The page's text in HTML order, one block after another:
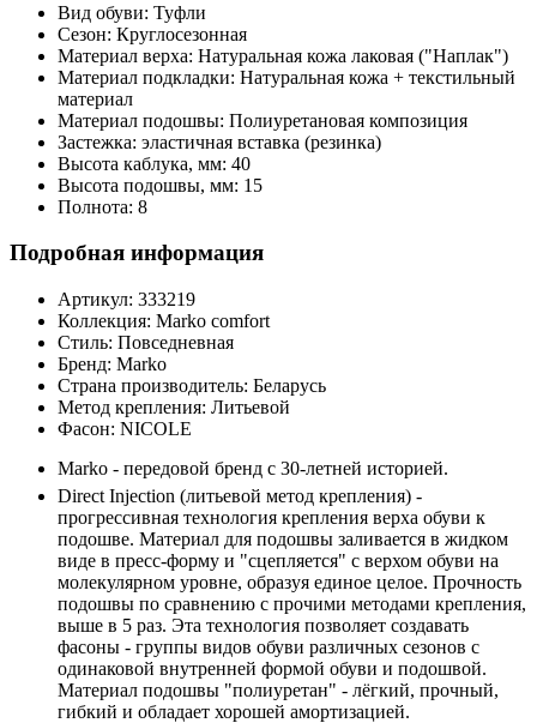
Вид обуви: Туфли
Сезон: Круглосезонная
Материал верха: Натуральная кожа лаковая ("Наплак")
Материал подкладки: Натуральная кожа + текстильный
материал
Материал подошвы: Полиуретановая композиция
Застежка: эластичная вставка (резинка)
Высота каблука, мм: 40
Высота подошвы, мм: 15
Полнота: 8
Подробная информация
Артикул: 333219
Коллекция: Marko comfort
Стиль: Повседневная
Бренд: Marko
Страна производитель: Беларусь
Метод крепления: Литьевой
Фасон: NICOLE
Marko - передовой бренд с 30-летней историей.
Direct Injection (литьевой метод крепления) -
прогрессивная технология крепления верха обуви к
подошве. Материал для подошвы заливается в жидком
виде в пресс-форму и "сцепляется" с верхом обуви на
молекулярном уровне, образуя единое целое. Прочность
подошвы по сравнению с прочими методами крепления,
выше в 5 раз. Эта технология позволяет создавать
фасоны - группы видов обуви различных сезонов с
одинаковой внутренней формой обуви и подошвой.
Материал подошвы "полиуретан" - лёгкий, прочный,
гибкий и обладает хорошей амортизацией.